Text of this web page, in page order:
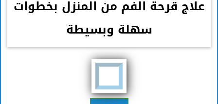
علاج قرحة الفم من المنزل بخطوات
سهلة وبسيطة